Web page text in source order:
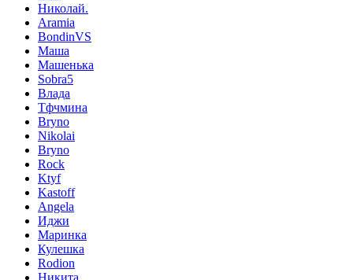
Николай.
Aramia
BondinVS
Маша
Машенька
Sobra5
Влада
Тфчмина
Bryno
Nikolai
Bryno
Rock
Ktyf
Kastoff
Angela
Иджи
Маринка
Кулешка
Rodion
Никита